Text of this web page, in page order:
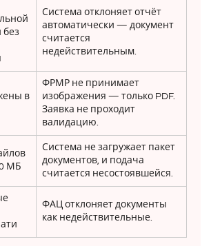
без
Система отклоняет отчёт
автоматически — документ
считается
недействительным.
в
ФРМР не принимает
изображения — только PDF.
Заявка не проходит
валидацию.
МБ
Система не загружает пакет
документов, и подача
считается несостоявшейся.
ФАЦ отклоняет документы
как недействительные.